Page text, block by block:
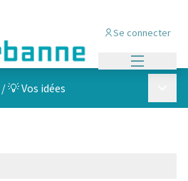
Se connecter
/💡 Vos idées